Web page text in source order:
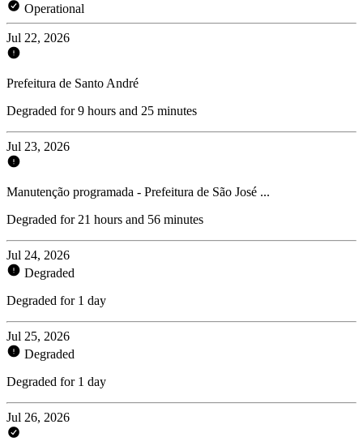
Operational
Jul 22, 2026
Prefeitura de Santo André
Degraded for 9 hours and 25 minutes
Jul 23, 2026
Manutenção programada - Prefeitura de São José ...
Degraded for 21 hours and 56 minutes
Jul 24, 2026
Degraded
Degraded for 1 day
Jul 25, 2026
Degraded
Degraded for 1 day
Jul 26, 2026